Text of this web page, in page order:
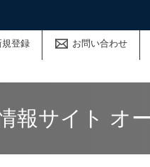
規登録 お問い合わせ
報サイト オ